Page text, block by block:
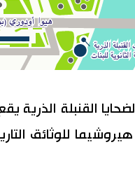
لضحايا القنبلة
للوثائق